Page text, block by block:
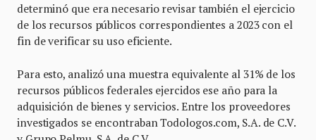
determinó que era necesario revisar también el ejercicio
de los recursos públicos correspondientes a 2023 con el
fin de verificar su uso eficiente.
Para esto, analizó una muestra equivalente al 31% de los
recursos públicos federales ejercidos ese año para la
adquisición de bienes y servicios. Entre los proveedores
investigados se encontraban Todologos.com, S.A. de C.V.